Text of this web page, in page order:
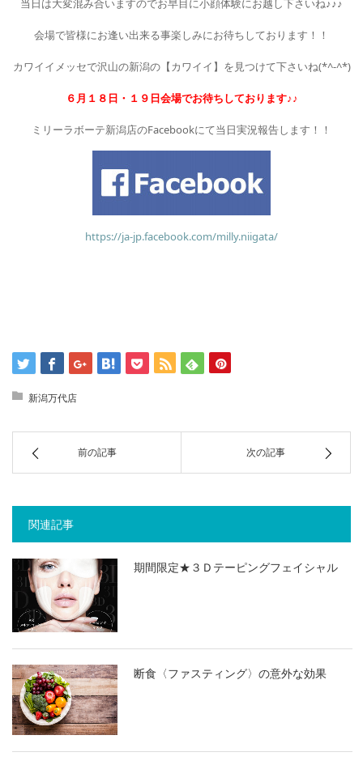
当日は大変混み合いますのでお早目に小顔体験にお越し下さいね♪♪♪
会場で皆様にお逢い出来る事楽しみにお待ちしております！！
カワイイメッセで沢山の新潟の【カワイイ】を見つけて下さいね(*^-^*)
６月１８日・１９日会場でお待ちしております♪♪
ミリーラボーテ新潟店のFacebookにて当日実況報告します！！
https://ja-jp.facebook.com/milly.niigata/
新潟万代店
前の記事 次の記事
関連記事
期間限定★３Ｄテーピングフェイシャル
断食〈ファスティング〉の意外な効果